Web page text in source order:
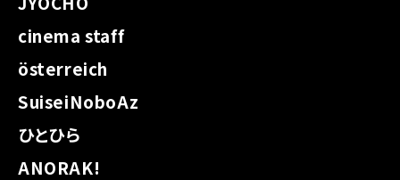
cinema staff
österreich
SuiseiNoboAz
ひとひら
ANORAK!